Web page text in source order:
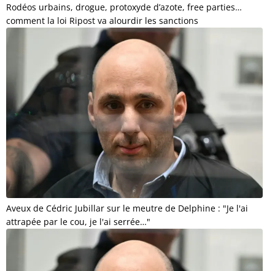
Rodéos urbains, drogue, protoxyde d’azote, free parties…
comment la loi Ripost va alourdir les sanctions
Aveux de Cédric Jubillar sur le meutre de Delphine : "Je l'ai
attrapée par le cou, je l'ai serrée…"